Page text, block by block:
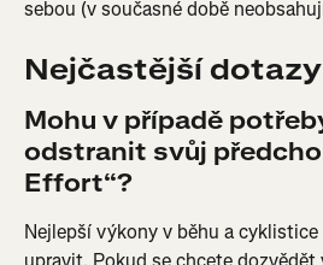
sebou (v současné době
Nejčastější dotazy
Mohu v případě
odstranit svůj
Effort“?
Nejlepší výkony v běhu a